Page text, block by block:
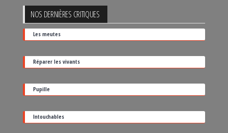
film
par
sa
date
de
sortie
NOS DERNIÈRES CRITIQUES
Les meutes
Réparer les vivants
Pupille
Intouchables